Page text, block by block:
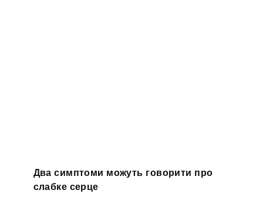
Два симптоми можуть говорити про
слабке серце